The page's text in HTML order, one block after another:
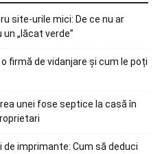
site-urile mici: De ce nu ar
„lăcat verde”
firmă de vidanjare și cum le poți
unei fose septice la casă în
de imprimante: Cum să deduci